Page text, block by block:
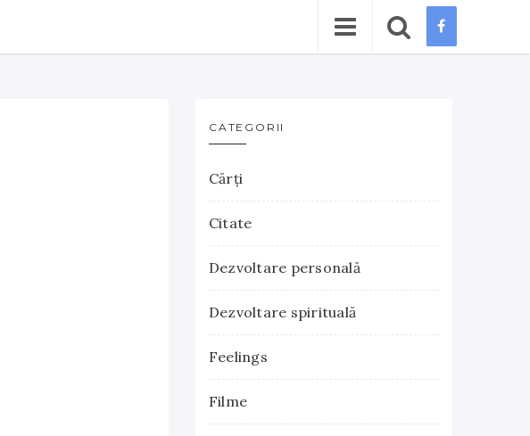
CATEGORII
Cărţi
Citate
Dezvoltare personală
Dezvoltare spirituală
Feelings
Filme